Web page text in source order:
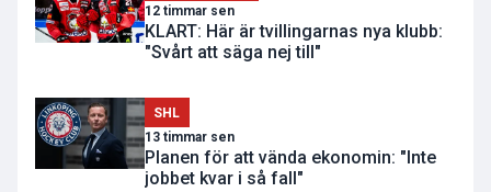
12 timmar sen
KLART: Här är tvillingarnas nya klubb:
"Svårt att säga nej till"
SHL
13 timmar sen
Planen för att vända ekonomin: "Inte
jobbet kvar i så fall"